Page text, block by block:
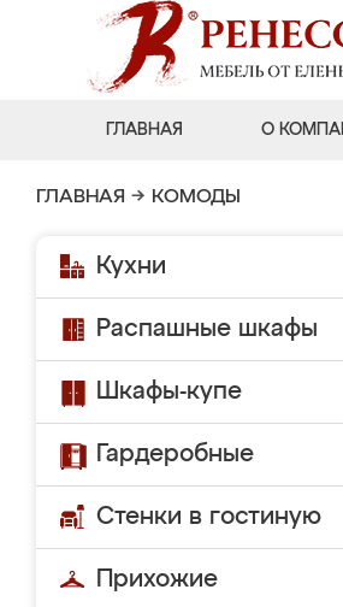
ГЛАВНАЯ О
ГЛАВНАЯ → КОМОДЫ
Кухни
Распашные шкафы
Шкафы-купе
Гардеробные
Стенки в гостиную
Прихожие